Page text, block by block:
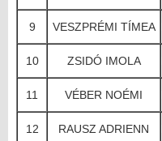
9 VESZPRÉMI TÍMEA
10 ZSIDÓ IMOLA
11 VÉBER NOÉMI
12 RAUSZ ADRIENN